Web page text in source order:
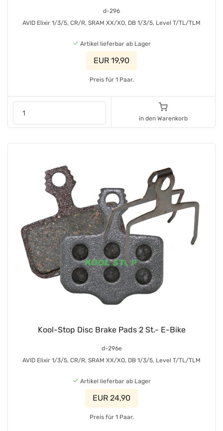
d-296
AVID Elixir 1/3/5, CR/R, SRAM XX/XO, DB 1/3/5, Level T/TL/TLM
Artikel lieferbar ab Lager
EUR 19,90
Preis für 1 Paar.
in den Warenkorb
Kool-Stop Disc Brake Pads 2 St.- E-Bike
d-296e
AVID Elixir 1/3/5, CR/R, SRAM XX/XO, DB 1/3/5, Level T/TL/TLM
Artikel lieferbar ab Lager
EUR 24,90
Preis für 1 Paar.